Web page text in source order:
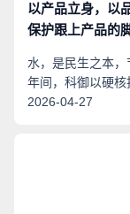
以产品立身，以
保护跟上产品的
水，是民生之本
年间，科御以硬核
从本土制造成长为
2026-04-27